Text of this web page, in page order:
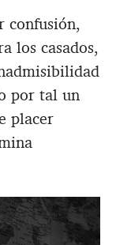
confusión,
los casados,
por tal un
placer